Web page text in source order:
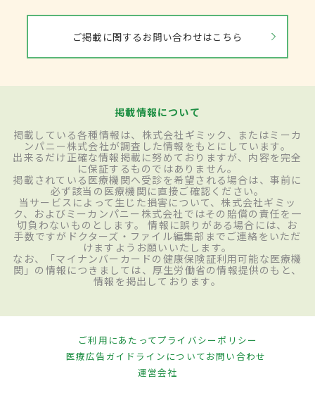
ご掲載に関するお問い合わせはこちら
掲載情報について
掲載している各種情報は、株式会社ギミック、またはミーカ
ンパニー株式会社が調査した情報をもとにしています。
出来るだけ正確な情報掲載に努めておりますが、内容を完全
に保証するものではありません。
掲載されている医療機関へ受診を希望される場合は、事前に
必ず該当の医療機関に直接ご確認ください。
当サービスによって生じた損害について、株式会社ギミッ
ク、およびミーカンパニー株式会社ではその賠償の責任を一
切負わないものとします。 情報に誤りがある場合には、お
手数ですがドクターズ・ファイル編集部までご連絡をいただ
けますようお願いいたします。
なお、「マイナンバーカードの健康保険証利用可能な医療機
関」の情報につきましては、厚生労働省の情報提供のもと、
情報を掲出しております。
ご利用にあたってプライバシーポリシー
医療広告ガイドラインについてお問い合わせ
運営会社